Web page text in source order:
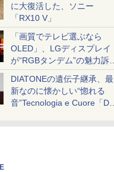
に大復活した、ソニー
「RX10 V」
「画質でテレビ選ぶなら
OLED」、LGディスプレイ
が“RGBタンデム”の魅力訴
求。液晶とのガチ比較も
DIATONEの遺伝子継承、最
新なのに懐かしい“惚れる
音”Tecnologia e Cuore「DS-